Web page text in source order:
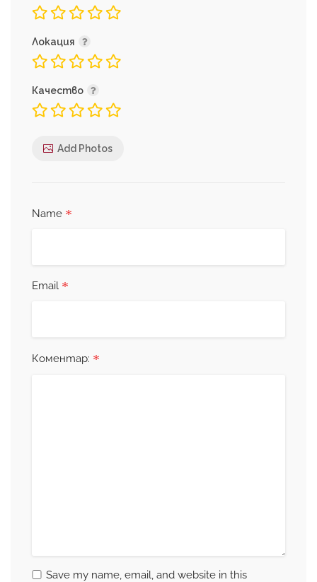
Локация
Качество
Add Photos
Name *
Email *
Коментар: *
Save my name, email, and website in this